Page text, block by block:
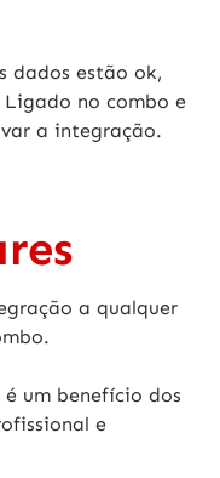
dados estão ok,
Ligado no combo e
a integração.
a qualquer
um benefício dos
e